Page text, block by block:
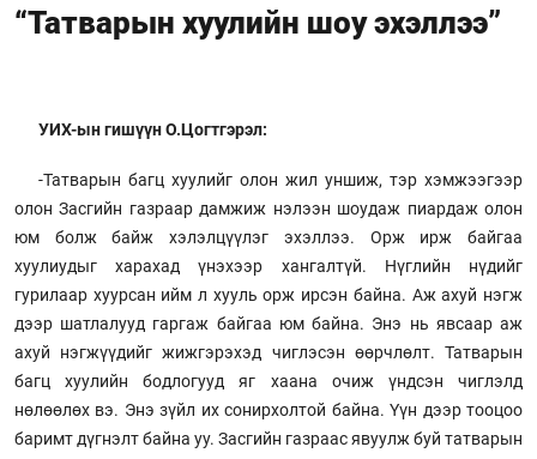
“Татварын хуулийн шоу эхэллээ”
УИХ-ын гишүүн О.Цогтгэрэл:
-Татварын багц хуулийг олон жил уншиж, тэр хэмжээгээр
олон Засгийн газраар дамжиж нэлээн шоудаж пиардаж олон
юм болж байж хэлэлцүүлэг эхэллээ. Орж ирж байгаа
хуулиудыг харахад үнэхээр хангалтүй. Нүглийн нүдийг
гурилаар хуурсан ийм л хууль орж ирсэн байна. Аж ахуй нэгж
дээр шатлалууд гаргаж байгаа юм байна. Энэ нь явсаар аж
ахуй нэгжүүдийг жижгэрэхэд чиглэсэн өөрчлөлт. Татварын
багц хуулийн бодлогууд яг хаана очиж үндсэн чиглэлд
нөлөөлөх вэ. Энэ зүйл их сонирхолтой байна. Үүн дээр тооцоо
баримт дүгнэлт байна уу. Засгийн газраас явуулж буй татварын